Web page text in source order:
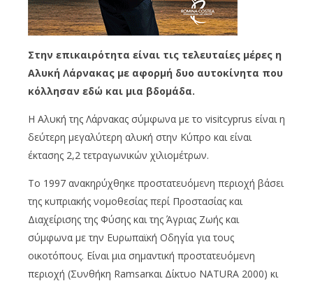
Στην επικαιρότητα είναι τις τελευταίες μέρες η
Αλυκή Λάρνακας με αφορμή δυο αυτοκίνητα που
κόλλησαν εδώ και μια βδομάδα.
Η Αλυκή της Λάρνακας σύμφωνα με το visitcyprus είναι η
δεύτερη μεγαλύτερη αλυκή στην Κύπρο και είναι
έκτασης 2,2 τετραγωνικών χιλιομέτρων.
Το 1997 ανακηρύχθηκε προστατευόμενη περιοχή βάσει
της κυπριακής νομοθεσίας περί Προστασίας και
Διαχείρισης της Φύσης και της Άγριας Ζωής και
σύμφωνα με την Ευρωπαϊκή Οδηγία για τους
οικοτόπους. Είναι μια σημαντική προστατευόμενη
περιοχή (Συνθήκη Ramsarκαι Δίκτυο NATURA 2000) κι